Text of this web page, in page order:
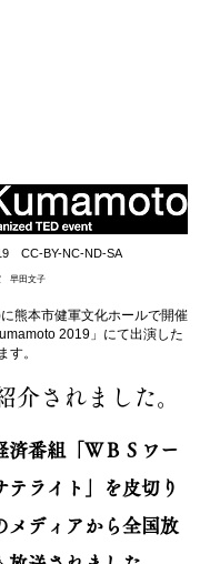
CC-BY-NC-ND-SA
早田文子
熊本市健軍文化ホールで開催
2019」にて出演した
す。
介されました。
済番組「ＷＢＳワー
テライト」を皮切り
メディアから全国放